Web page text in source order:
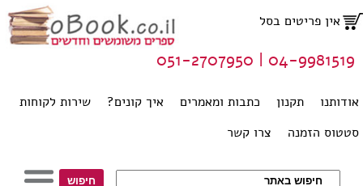
אין פריטים בסל
אודותנו תקנון כתבות ומאמרים איך קונים?
שירות לקוחות
סטטוס הזמנה
צרו קשר
04-9981519 | 051-2707950